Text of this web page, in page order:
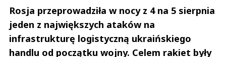
Rosja przeprowadziła w nocy z 4 na 5 sierpnia
jeden z największych ataków na
infrastrukturę logistyczną ukraińskiego
handlu od początku wojny. Celem rakiet były